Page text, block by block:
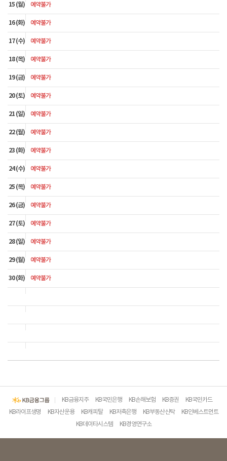
15 (월) 예약불가
16 (화) 예약불가
17 (수) 예약불가
18 (목) 예약불가
19 (금) 예약불가
20 (토) 예약불가
21 (일) 예약불가
22 (월) 예약불가
23 (화) 예약불가
24 (수) 예약불가
25 (목) 예약불가
26 (금) 예약불가
27 (토) 예약불가
28 (일) 예약불가
29 (월) 예약불가
30 (화) 예약불가
KB금융지주 KB국민은행 KB손해보험 KB증권
KB국민카드
KB라이프생명
KB자산운용 KB캐피탈 KB저축은행 KB부동산신탁
KB인베스트먼트
KB데이타시스템
KB경영연구소